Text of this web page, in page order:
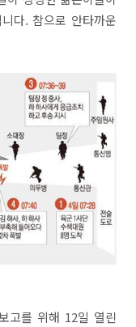
다. 참으로 안타까운
고를 위해 12일 열린